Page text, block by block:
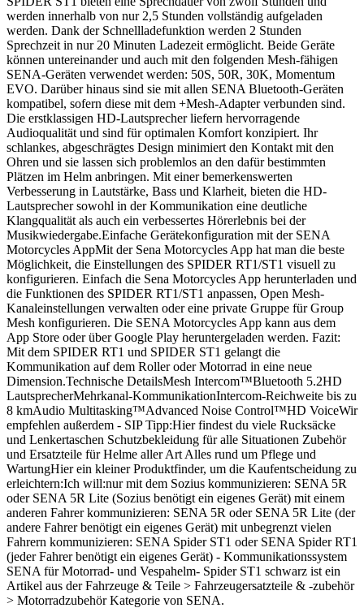
werden innerhalb von nur 2,5 Stunden vollständig aufgeladen
werden. Dank der Schnellladefunktion werden 2 Stunden
Sprechzeit in nur 20 Minuten Ladezeit ermöglicht. Beide Geräte
können untereinander und auch mit den folgenden Mesh-fähigen
SENA-Geräten verwendet werden: 50S, 50R, 30K, Momentum
EVO. Darüber hinaus sind sie mit allen SENA Bluetooth-Geräten
kompatibel, sofern diese mit dem +Mesh-Adapter verbunden sind.
Die erstklassigen HD-Lautsprecher liefern hervorragende
Audioqualität und sind für optimalen Komfort konzipiert. Ihr
schlankes, abgeschrägtes Design minimiert den Kontakt mit den
Ohren und sie lassen sich problemlos an den dafür bestimmten
Plätzen im Helm anbringen. Mit einer bemerkenswerten
Verbesserung in Lautstärke, Bass und Klarheit, bieten die HD-
Lautsprecher sowohl in der Kommunikation eine deutliche
Klangqualität als auch ein verbessertes Hörerlebnis bei der
Musikwiedergabe.Einfache Gerätekonfiguration mit der SENA
Motorcycles AppMit der Sena Motorcycles App hat man die beste
Möglichkeit, die Einstellungen des SPIDER RT1/ST1 visuell zu
konfigurieren. Einfach die Sena Motorcycles App herunterladen und
die Funktionen des SPIDER RT1/ST1 anpassen, Open Mesh-
Kanaleinstellungen verwalten oder eine private Gruppe für Group
Mesh konfigurieren. Die SENA Motorcycles App kann aus dem
App Store oder über Google Play heruntergeladen werden. Fazit:
Mit dem SPIDER RT1 und SPIDER ST1 gelangt die
Kommunikation auf dem Roller oder Motorrad in eine neue
Dimension.Technische DetailsMesh Intercom™Bluetooth 5.2HD
LautsprecherMehrkanal-KommunikationIntercom-Reichweite bis zu
8 kmAudio Multitasking™Advanced Noise Control™HD VoiceWir
empfehlen außerdem - SIP Tipp:Hier findest du viele Rucksäcke
und Lenkertaschen Schutzbekleidung für alle Situationen Zubehör
und Ersatzteile für Helme aller Art Alles rund um Pflege und
WartungHier ein kleiner Produktfinder, um die Kaufentscheidung zu
erleichtern:Ich will:nur mit dem Sozius kommunizieren: SENA 5R
oder SENA 5R Lite (Sozius benötigt ein eigenes Gerät) mit einem
anderen Fahrer kommunizieren: SENA 5R oder SENA 5R Lite (der
andere Fahrer benötigt ein eigenes Gerät) mit unbegrenzt vielen
Fahrern kommunizieren: SENA Spider ST1 oder SENA Spider RT1
(jeder Fahrer benötigt ein eigenes Gerät) - Kommunikationssystem
SENA für Motorrad- und Vespahelm- Spider ST1 schwarz ist ein
Artikel aus der Fahrzeuge & Teile > Fahrzeugersatzteile & -zubehör
> Motorradzubehör Kategorie von SENA.